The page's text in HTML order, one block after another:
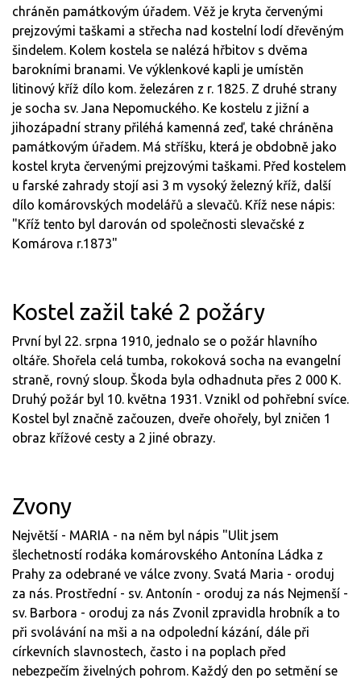
chráněn památkovým úřadem. Věž je kryta červenými
prejzovými taškami a střecha nad kostelní lodí dřevěným
šindelem. Kolem kostela se nalézá hřbitov s dvěma
barokními branami. Ve výklenkové kapli je umístěn
litinový kříž dílo kom. železáren z r. 1825. Z druhé strany
je socha sv. Jana Nepomuckého. Ke kostelu z jižní a
jihozápadní strany přiléhá kamenná zeď, také chráněna
památkovým úřadem. Má stříšku, která je obdobně jako
kostel kryta červenými prejzovými taškami. Před kostelem
u farské zahrady stojí asi 3 m vysoký železný kříž, další
dílo komárovských modelářů a slevačů. Kříž nese nápis:
"Kříž tento byl darován od společnosti slevačské z
Komárova r.1873"
Kostel zažil také 2 požáry
První byl 22. srpna 1910, jednalo se o požár hlavního
oltáře. Shořela celá tumba, rokoková socha na evangelní
straně, rovný sloup. Škoda byla odhadnuta přes 2 000 K.
Druhý požár byl 10. května 1931. Vznikl od pohřební svíce.
Kostel byl značně začouzen, dveře ohořely, byl zničen 1
obraz křížové cesty a 2 jiné obrazy.
Zvony
Největší - MARIA - na něm byl nápis "Ulit jsem
šlechetností rodáka komárovského Antonína Ládka z
Prahy za odebrané ve válce zvony. Svatá Maria - oroduj
za nás. Prostřední - sv. Antonín - oroduj za nás Nejmenší -
sv. Barbora - oroduj za nás Zvonil zpravidla hrobník a to
při svolávání na mši a na odpolední kázání, dále při
církevních slavnostech, často i na poplach před
nebezpečím živelných pohrom. Každý den po setmění se